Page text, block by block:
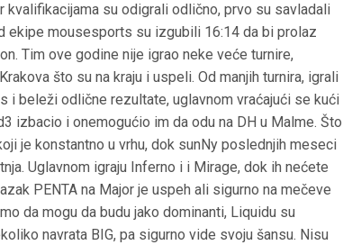
kvalifikacijama su odigrali odlično, prvo su savladali
ekipe mousesports su izgubili 16:14 da bi prolaz
Tim ove godine nije igrao neke veće turnire,
što su na kraju i uspeli. Od manjih turnira, igrali
i beleži odlične rezultate, uglavnom vraćajući se kući
izbacio i onemogućio im da odu na DH u Malme. Što
je konstantno u vrhu, dok sunNy poslednjih meseci
Uglavnom igraju Inferno i i Mirage, dok ih nećete
PENTA na Major je uspeh ali sigurno na mečeve
da mogu da budu jako dominanti, Liquidu su
navrata BIG, pa sigurno vide svoju šansu. Nisu